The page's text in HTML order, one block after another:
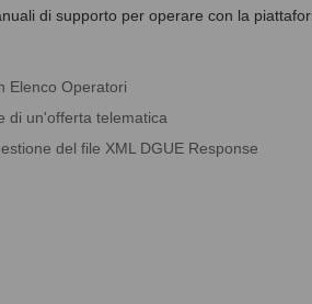
di supporto per operare con la
Elenco Operatori
di un'offerta telematica
del file XML DGUE Response